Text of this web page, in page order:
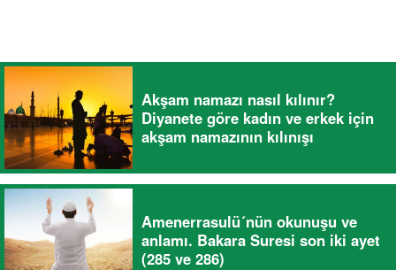
Akşam namazı nasıl kılınır?
Diyanete göre kadın ve erkek için
akşam namazının kılınışı
Amenerrasulü´nün okunuşu ve
anlamı. Bakara Suresi son iki ayet
(285 ve 286)